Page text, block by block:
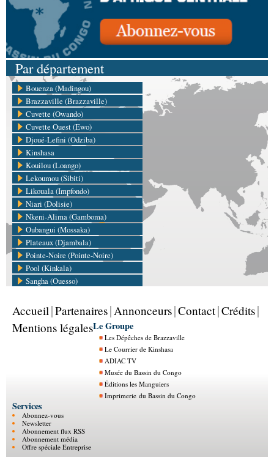
Par département
Bouenza (Madingou)
Brazzaville (Brazzaville)
Cuvette (Owando)
Cuvette Ouest (Ewo)
Djoué-Lefini (Odziba)
Kinshasa
Kouilou (Loango)
Lekoumou (Sibiti)
Likouala (Impfondo)
Niari (Dolisie)
Nkeni-Alima (Gamboma)
Oubangui (Mossaka)
Plateaux (Djambala)
Pointe-Noire (Pointe-Noire)
Pool (Kinkala)
Sangha (Ouesso)
Accueil Partenaires Annonceurs Contact Crédits
Mentions légalesLe Groupe
Les Dépêches de Brazzaville
Le Courrier de Kinshasa
ADIAC TV
Musée du Bassin du Congo
Éditions les Manguiers
Imprimerie du Bassin du Congo
Services
Abonnez-vous
Newsletter
Abonnement flux RSS
Abonnement média
Offre spéciale Entreprise